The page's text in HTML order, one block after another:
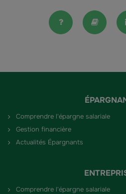
FAQ Lexique
Comprendre l'épargne salariale
Gestion financière
Actualités Épargnants
Comprendre l'épargne salariale